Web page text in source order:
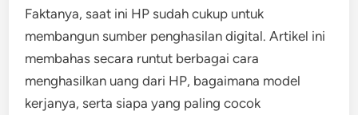
Faktanya, saat ini HP sudah cukup untuk
membangun sumber penghasilan digital. Artikel ini
membahas secara runtut berbagai cara
menghasilkan uang dari HP, bagaimana model
kerjanya, serta siapa yang paling cocok